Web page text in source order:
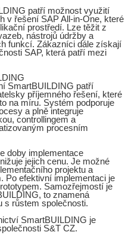
patří možnost využití
v řešení SAP All-in-One, které
prostředí. Lze těžit z
nástrojů údržby a
funkcí. Zákazníci dále získají
SAP, která patří mezi
SmartBUILDING patří
příjemného řešení, které
na míru. Systém podporuje
a plně integruje
controllingem a
procesním
doby implementace
jejich cenu. Je možné
projektu a
Po efektivní implementaci je
Samozřejmostí je
to znamená
s růstem společnosti.
SmartBUILDING je
S&T CZ.